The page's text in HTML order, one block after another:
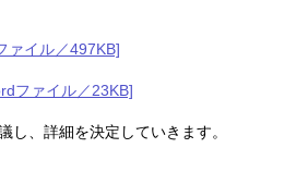
ァイル／497KB]
ファイル／23KB]
、詳細を決定していきます。